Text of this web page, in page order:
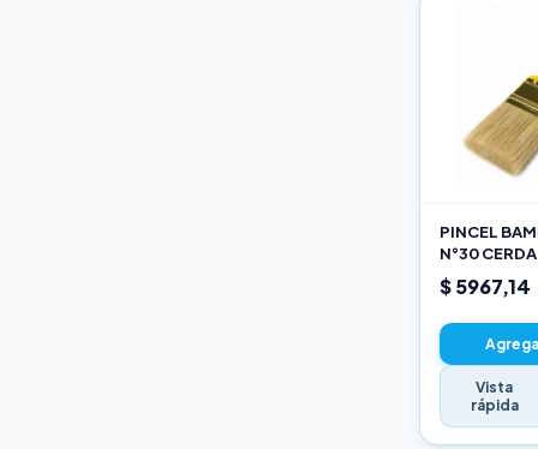
PINCEL
N°30
$ 5967,14
Vista
rápida